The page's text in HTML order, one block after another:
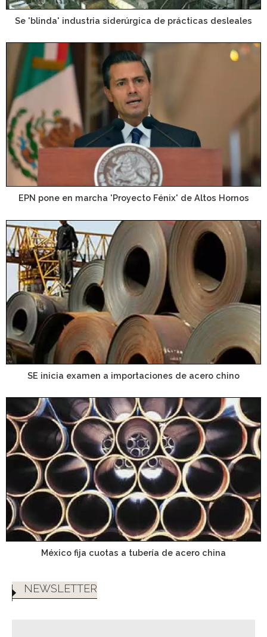
Se 'blinda' industria siderúrgica de prácticas desleales
EPN pone en marcha 'Proyecto Fénix' de Altos Hornos
SE inicia examen a importaciones de acero chino
México fija cuotas a tubería de acero china
NEWSLETTER